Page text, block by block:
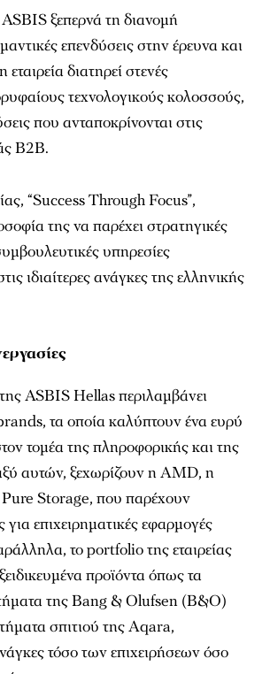
ξεπερνά τη διανομή
επενδύσεις στην έρευνα και
διατηρεί στενές
τεχνολογικούς κολοσσούς,
που ανταποκρίνονται στις
B2B.
“Success Through Focus”,
της να παρέχει στρατηγικές
υπηρεσίες
ιδιαίτερες ανάγκες της ελληνικής
ASBIS Hellas περιλαμβάνει
τα οποία καλύπτουν ένα ευρύ
τομέα της πληροφορικής και της
αυτών, ξεχωρίζουν η AMD, η
Storage, που παρέχουν
επιχειρηματικές εφαρμογές
το portfolio της εταιρείας
προϊόντα όπως τα
της Bang & Olufsen (B&O)
σπιτιού της Aqara,
τόσο των επιχειρήσεων όσο